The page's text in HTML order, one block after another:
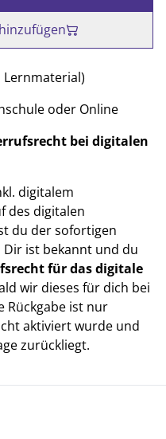
oder Online
bei digitalen
digitalem
des digitalen
du der sofortigen
ist bekannt und du
für das digitale
wir dieses für dich bei
Rückgabe ist nur
aktiviert wurde und
zurückliegt.